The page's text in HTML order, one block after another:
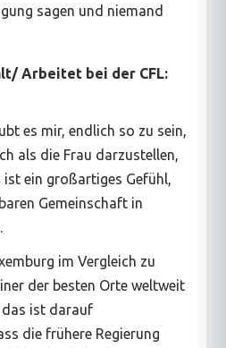
sagen und niemand
Arbeitet bei der CFL:
es mir, endlich so zu sein,
als die Frau darzustellen,
ist ein großartiges Gefühl,
Gemeinschaft in
im Vergleich zu
der besten Orte weltweit
ist darauf
die frühere Regierung